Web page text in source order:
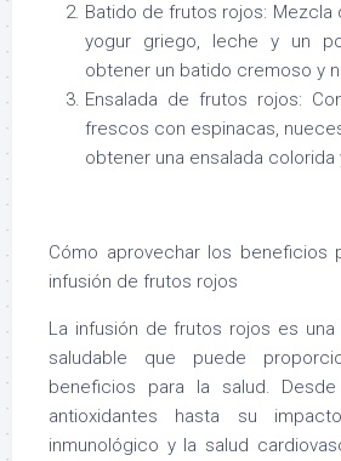
Batido de frutos rojos:
yogur griego, leche y un
obtener un batido cremoso y
Ensalada de frutos rojos:
frescos con espinacas,
obtener una ensalada colorida
Cómo aprovechar los beneficios
infusión de frutos rojos
La infusión de frutos rojos es
saludable que puede
beneficios para la salud.
antioxidantes hasta su
inmunológico y la salud